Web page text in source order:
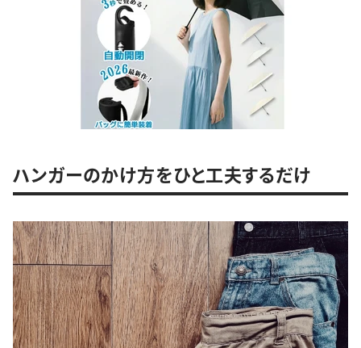
ハンガーのかけ方をひと工夫するだけ